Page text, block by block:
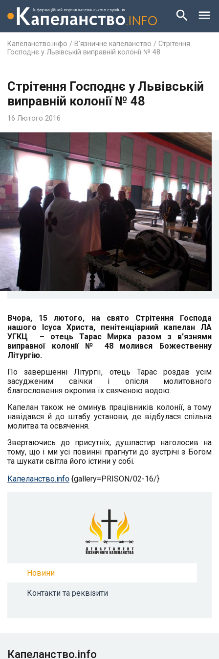
Капеланство.інфо / В'язничне капеланство / Стрітення
Господнє у Львівській виправній колонії № 48
Стрітення Господнє у Львівській
виправній колонії № 48
16 Лютого 2016
Вчора, 15 лютого, на свято Стрітення Господа
нашого Ісуса Христа, пенітенціарний капелан ЛА
УГКЦ – отець Тарас Мирка разом з в’язнями
виправної колонії № 48 молився Божественну
Літургію.
По завершенні Літургії, отець Тарас роздав усім
засудженим свічки і опісля молитовного
благословення окропив їх свяченою водою.
Капелан також не оминув працівників колонії, а тому
навідався й до штабу установи, де відбулася спільна
молитва та освячення.
Звертаючись до присутніх, душпастир наголосив на
тому, що і ми усі повинні прагнути до зустрічі з Богом
та шукати світла його істини у собі.
Капеланство.info {gallery=PRISON/02-16/}
Новини
Контакти та реквізити
Капеланство.info